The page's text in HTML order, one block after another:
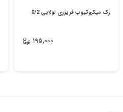
رک میکروتیوب فریزری لولایی 0/2
۱۹۵,۰۰۰